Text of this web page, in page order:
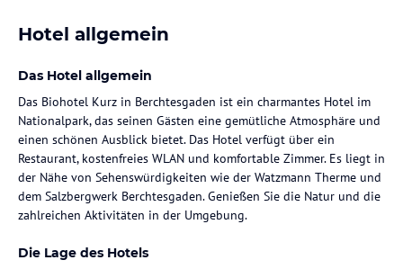
Hotel allgemein
Das Hotel allgemein
Das Biohotel Kurz in Berchtesgaden ist ein charmantes Hotel im
Nationalpark, das seinen Gästen eine gemütliche Atmosphäre und
einen schönen Ausblick bietet. Das Hotel verfügt über ein
Restaurant, kostenfreies WLAN und komfortable Zimmer. Es liegt in
der Nähe von Sehenswürdigkeiten wie der Watzmann Therme und
dem Salzbergwerk Berchtesgaden. Genießen Sie die Natur und die
zahlreichen Aktivitäten in der Umgebung.
Die Lage des Hotels